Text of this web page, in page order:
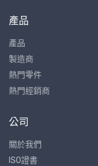
產品
產品
製造商
熱門零件
熱門經銷商
公司
關於我們
ISO證書